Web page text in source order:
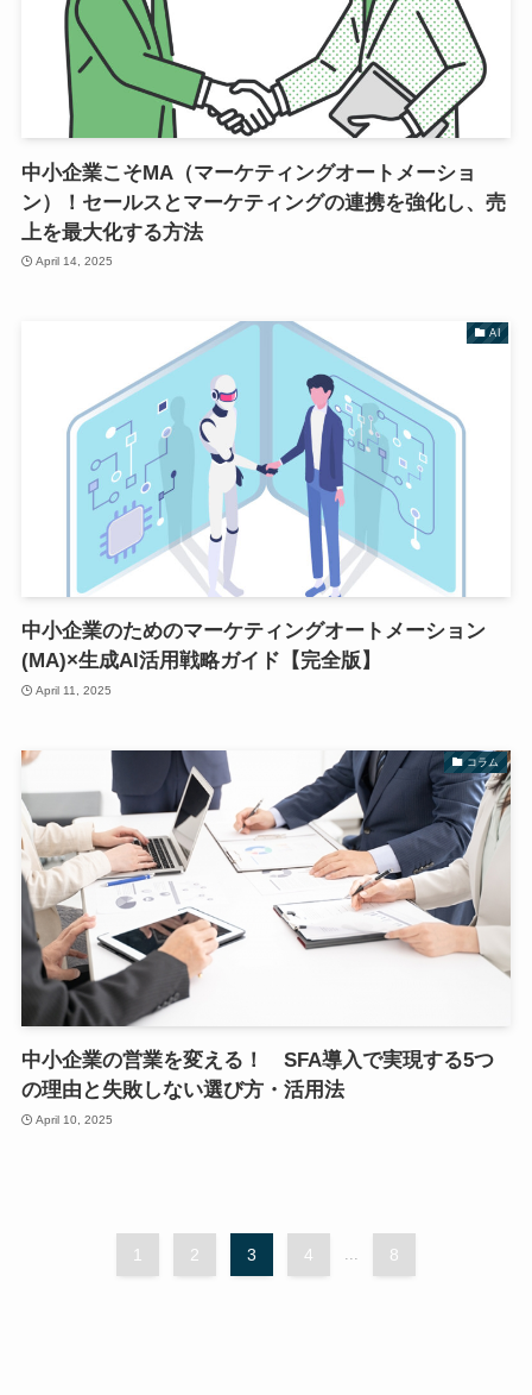
中小企業こそMA（マーケティングオートメーショ
ン）！セールスとマーケティングの連携を強化し、売
上を最大化する方法
April 14, 2025
AI
中小企業のためのマーケティングオートメーション
(MA)×生成AI活用戦略ガイド【完全版】
April 11, 2025
コラム
中小企業の営業を変える！ SFA導入で実現する5つ
の理由と失敗しない選び方・活用法
April 10, 2025
1 2 3 4 8